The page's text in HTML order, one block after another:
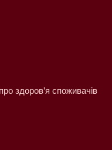
здоров'я споживачів